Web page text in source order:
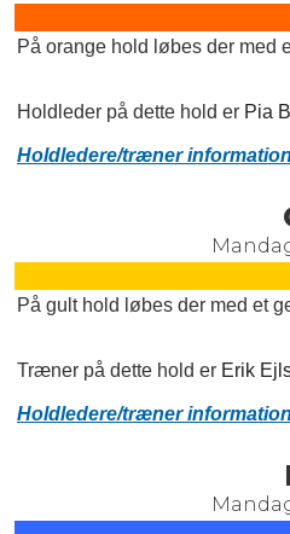
På orange hold løbes der med
Holdleder på dette hold er Pia
Holdledere/træner
På gult hold løbes der med et
Træner på dette hold er Erik
Holdledere/træner